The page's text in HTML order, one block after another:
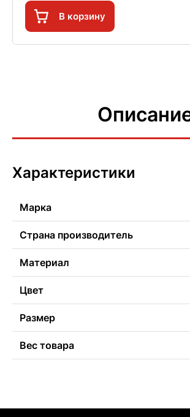
В корзину
Характеристики
Марка
Страна производитель
Материал
Цвет
Размер
Вес товара